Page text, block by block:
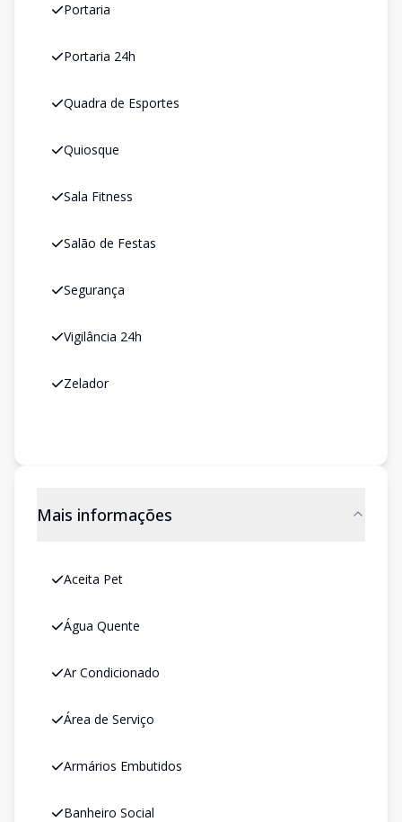
Portaria
Portaria 24h
Quadra de Esportes
Quiosque
Sala Fitness
Salão de Festas
Segurança
Vigilância 24h
Zelador
Mais informações
Aceita Pet
Água Quente
Ar Condicionado
Área de Serviço
Armários Embutidos
Banheiro Social